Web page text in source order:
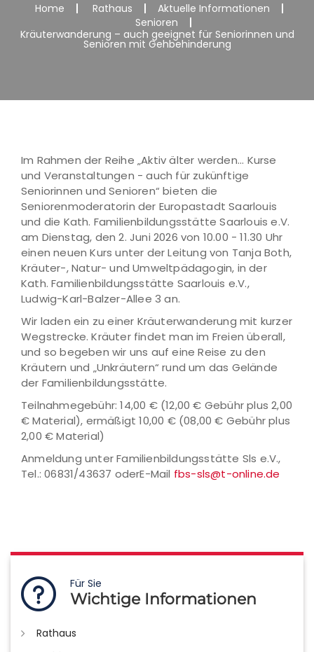
Home Rathaus
Aktuelle Informationen
Senioren
Kräuterwanderung – auch geeignet für Seniorinnen und
Senioren mit Gehbehinderung
Im Rahmen der Reihe „Aktiv älter werden... Kurse
und Veranstaltungen - auch für zukünftige
Seniorinnen und Senioren“ bieten die
Seniorenmoderatorin der Europastadt Saarlouis
und die Kath. Familienbildungsstätte Saarlouis e.V.
am Dienstag, den 2. Juni 2026 von 10.00 - 11.30 Uhr
einen neuen Kurs unter der Leitung von Tanja Both,
Kräuter-, Natur- und Umweltpädagogin, in der
Kath. Familienbildungsstätte Saarlouis e.V.,
Ludwig-Karl-Balzer-Allee 3 an.
Wir laden ein zu einer Kräuterwanderung mit kurzer
Wegstrecke. Kräuter findet man im Freien überall,
und so begeben wir uns auf eine Reise zu den
Kräutern und „Unkräutern“ rund um das Gelände
der Familienbildungsstätte.
Teilnahmegebühr: 14,00 € (12,00 € Gebühr plus 2,00
€ Material), ermäßigt 10,00 € (08,00 € Gebühr plus
2,00 € Material)
Anmeldung unter Familienbildungsstätte Sls e.V.,
Tel.: 06831/43637 oderE-Mail fbs-sls@t-online.de
Für Sie
Wichtige Informationen
Rathaus